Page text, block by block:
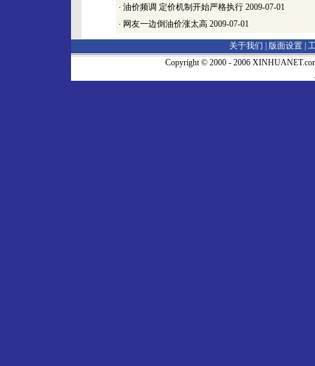
· 油价频调 定价机制开始严格执行 2009-07-01
· 网友一边倒油价涨太高 2009-07-01
关于我们 | 版面设置
Copyright © 2000 - 2006